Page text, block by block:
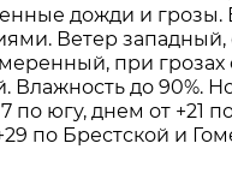
дожди и грозы.
Ветер западный,
при грозах
Влажность до 90%.
по югу, днем от +21
по Брестской и